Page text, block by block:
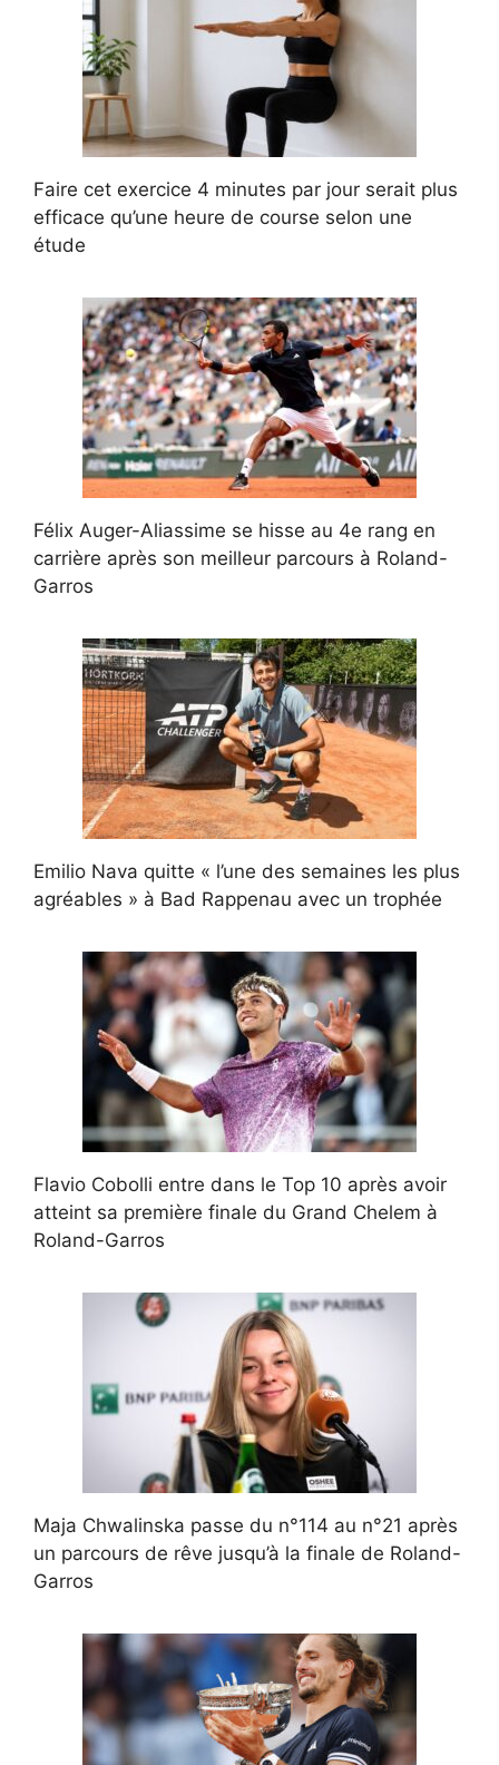
Faire cet exercice 4 minutes par jour serait plus
efficace qu’une heure de course selon une
étude
Félix Auger-Aliassime se hisse au 4e rang en
carrière après son meilleur parcours à Roland-
Garros
Emilio Nava quitte « l’une des semaines les plus
agréables » à Bad Rappenau avec un trophée
Flavio Cobolli entre dans le Top 10 après avoir
atteint sa première finale du Grand Chelem à
Roland-Garros
Maja Chwalinska passe du n°114 au n°21 après
un parcours de rêve jusqu’à la finale de Roland-
Garros